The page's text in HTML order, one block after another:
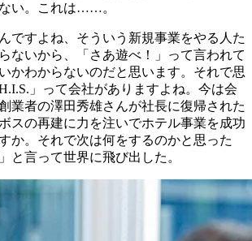
い。これは……。
ですよね、そういう新規事業をやる人た
ないから、「さあ遊べ！」って言われて
かわからないのだと思います。それで思
」って会社がありますよね。今は会
業者の澤田秀雄さんが社長に復帰された
スの再建に力を注いでホテル事業を成功
か。それで次は何をするのかと思った
と言って世界に飛び出した。